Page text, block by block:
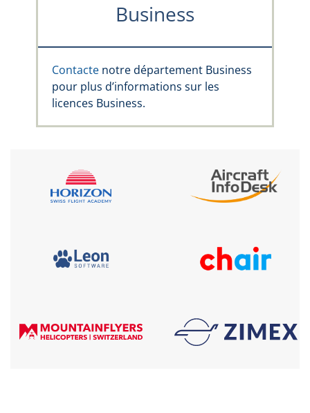
Business
Contacte notre département Business
pour plus d’informations sur les
licences Business.